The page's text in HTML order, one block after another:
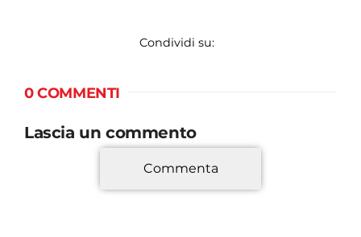
Condividi su:
0 COMMENTI
Lascia un commento
*
Commenta